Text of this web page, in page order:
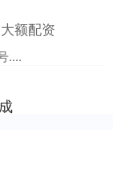
大额配资
....